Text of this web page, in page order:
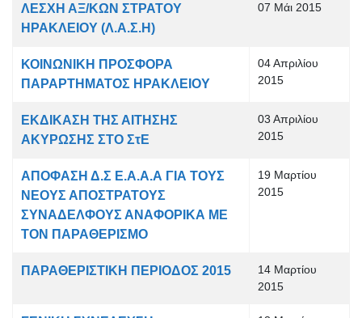
ΛΕΣΧΗ ΑΞ/ΚΩΝ ΣΤΡΑΤΟΥ
ΗΡΑΚΛΕΙΟΥ (Λ.Α.Σ.Η)
07 Μάι 2015
ΚΟΙΝΩΝΙΚΗ ΠΡΟΣΦΟΡΑ
ΠΑΡΑΡΤΗΜΑΤΟΣ ΗΡΑΚΛΕΙΟΥ
04 Απριλίου
2015
ΕΚΔΙΚΑΣΗ ΤΗΣ ΑΙΤΗΣΗΣ
03 Απριλίου
2015
ΑΠΟΦΑΣΗ Δ.Σ Ε.Α.Α.Α ΓΙΑ ΤΟΥΣ
ΝΕΟΥΣ ΑΠΟΣΤΡΑΤΟΥΣ
ΣΥΝΑΔΕΛΦΟΥΣ ΑΝΑΦΟΡΙΚΑ ΜΕ
ΤΟΝ ΠΑΡΑΘΕΡΙΣΜΟ
19 Μαρτίου
2015
ΠΑΡΑΘΕΡΙΣΤΙΚΗ ΠΕΡΙΟΔΟΣ 2015
14 Μαρτίου
2015